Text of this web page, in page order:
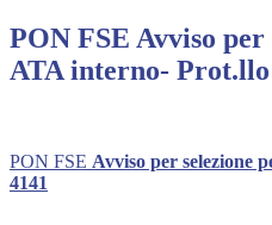
PON FSE Avviso per
ATA interno- Prot.llo
PON FSE Avviso per selezione
4141